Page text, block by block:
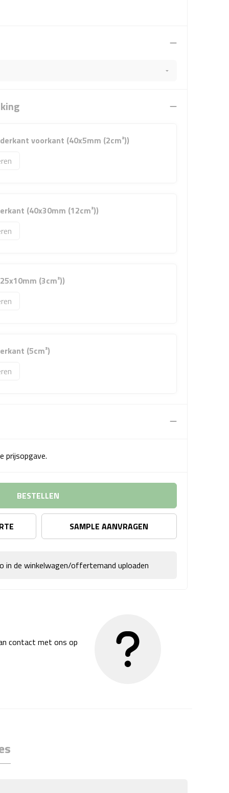
voorkant (40x5mm (2cm²))
(40x30mm (12cm²))
(3cm²))
(5cm²)
prijsopgave.
BESTELLEN
SAMPLE AANVRAGEN
in de winkelwagen/offertemand uploaden
contact met ons op